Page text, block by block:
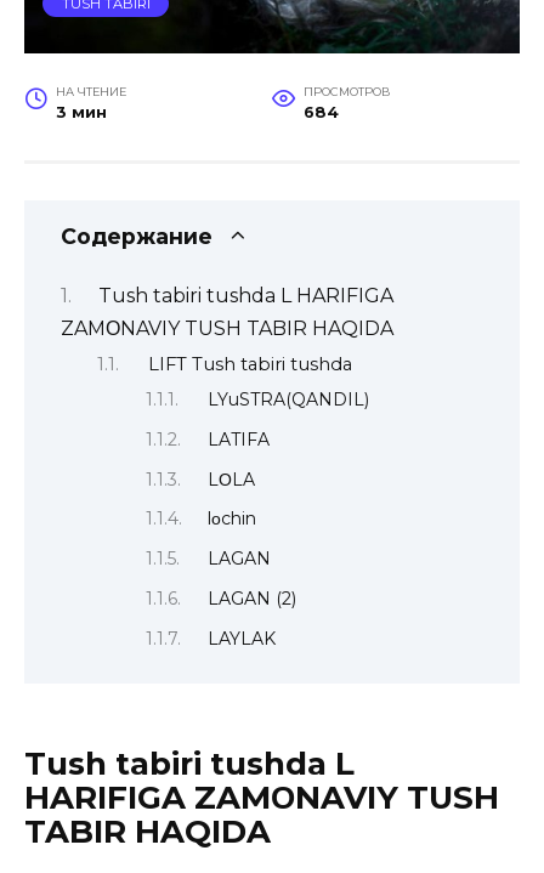
TUSH TABIRI
НА ЧТЕНИЕ
3 мин
ПРОСМОТРОВ
684
Содержание
Tush tabiri tushda L HARIFIGA
ZAMΟNAVIY TUSH TABIR HAQIDA
LIFT Tush tabiri tushda
LYuSTRA(QANDIL)
LATIFA
LΟLA
lοchin
LAGAN
LAGAN (2)
LAYLAK
Tush tabiri tushda L
HARIFIGA ZAMΟNAVIY TUSH
TABIR HAQIDA